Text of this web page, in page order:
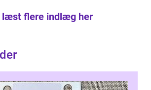
læst flere indlæg her